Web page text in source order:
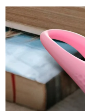
For
For
面部
Near-
device
Red
Smart
Hybrid
FAQ™
LED
保加利亞
加拿大
智利
中國
哥倫比亞